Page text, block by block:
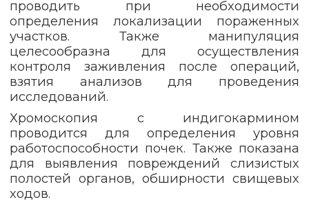
проводить при необходимости
определения локализации пораженных
участков. Также манипуляция
целесообразна для осуществления
контроля заживления после операций,
взятия анализов для проведения
исследований.
Хромоскопия с индигокармином
проводится для определения уровня
работоспособности почек. Также показана
для выявления повреждений слизистых
полостей органов, обширности свищевых
ходов.